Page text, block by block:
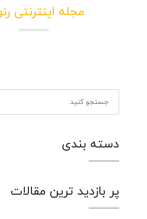
مجله اینترنتی
دسته بندی
پر بازدید ترین مقالات